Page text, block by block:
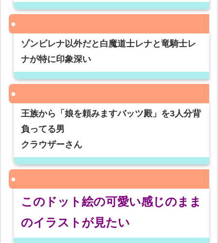
ゾンビレナ以外だと白魔道士レナと竜騎士レ
ナが特に印象深い
王族から「娘を頼みますバッツ殿」を3人分背
負ってる男
クラウザーさん
このドット絵の可愛い感じのまま
のイラストが見たい